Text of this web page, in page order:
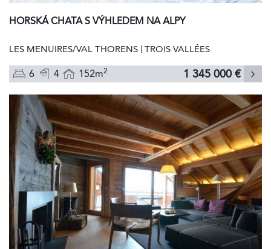
HORSKÁ CHATA S VÝHLEDEM NA ALPY
LES MENUIRES/VAL THORENS | TROIS VALLÉES
6 4 152m2 1 345 000 €